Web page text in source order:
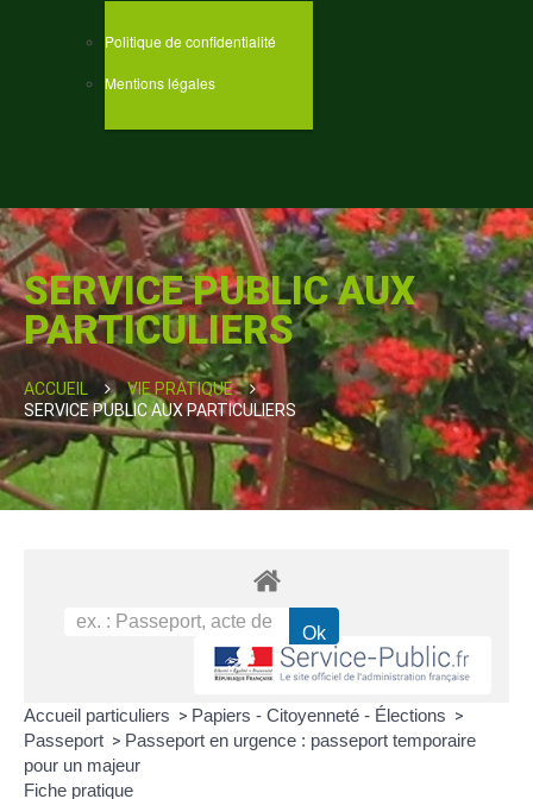
Politique de confidentialité
Mentions légales
SERVICE PUBLIC AUX
PARTICULIERS
ACCUEIL
VIE PRATIQUE
SERVICE PUBLIC AUX PARTICULIERS
Accueil particuliers > Papiers - Citoyenneté - Élections >
Passeport > Passeport en urgence : passeport temporaire
pour un majeur
Fiche pratique